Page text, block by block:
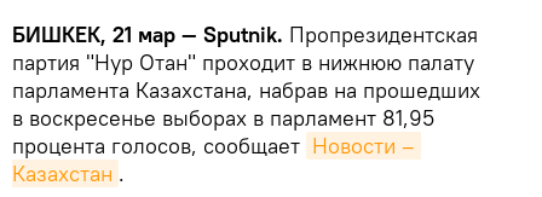
БИШКЕК, 21 мар — Sputnik. Пропрезидентская
партия "Нур Отан" проходит в нижнюю палату
парламента Казахстана, набрав на прошедших
в воскресенье выборах в парламент 81,95
процента голосов, сообщает Новости –
Казахстан .